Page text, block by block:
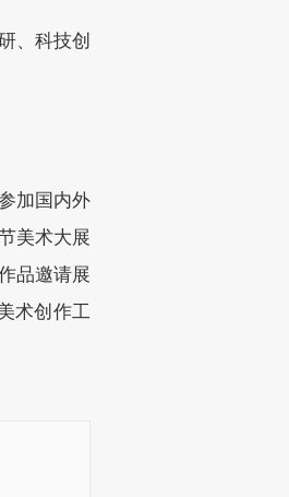
、科技创
加国内外
美术大展
品邀请展
术创作工